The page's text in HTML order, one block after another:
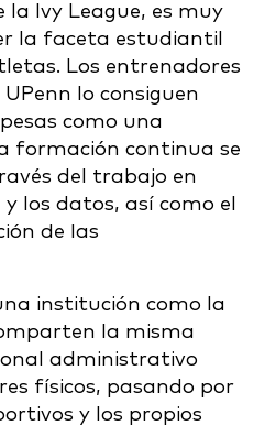
la Ivy League, es muy
la faceta estudiantil
Los entrenadores
lo consiguen
como una
formación continua se
del trabajo en
los datos, así como el
de las
institución como la
la misma
administrativo
físicos, pasando por
y los propios